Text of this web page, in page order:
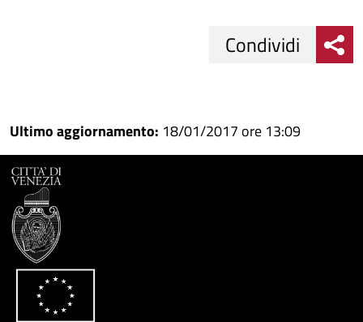
su
Facebook
Condividi
su
Condividi
Condividi
Ultimo aggiornamento: 18/01/2017 ore 13:09